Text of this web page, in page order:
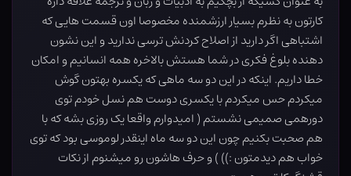
کارتون به نظرم بسیار ارزشمنده مخصوصا اون قسمت هایی که
اشتباهی اگر دارید از اصلاح کردنش ترسی ندارید و این نشون
دهنده بلوغ فکری در شما هستش بالاخره همه انسانیم و امکان
خطا داریم. اینکه در این دو سه ماهی که یکسره بهتون گوش
میکردم حس میکردم با یکسری دوست هم نسل خودم توی
دورهمی صمیمی نشستم ( امیدوارم واقعا یک روزی بشه که با
هم صحبت بکنیم چون این دو سه ماه اینقدر لوموسی بود که توی
خواب هم دیدمتون :))‌ ) و حرف هاشون رو میشنوم از نکات